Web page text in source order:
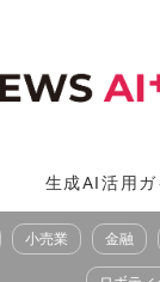
生成AI活用ガ
小売業 金融